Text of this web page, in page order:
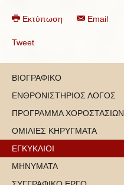
Εκτύπωση Email
Tweet
ΒΙΟΓΡΑΦΙΚΟ
ΕΝΘΡΟΝΙΣΤΗΡΙΟΣ ΛΟΓΟΣ
ΠΡΟΓΡΑΜΜΑ ΧΟΡΟΣΤΑΣΙΩΝ
ΟΜΙΛΙΕΣ ΚΗΡΥΓΜΑΤΑ
ΕΓΚΥΚΛΙΟΙ
ΜΗΝΥΜΑΤΑ